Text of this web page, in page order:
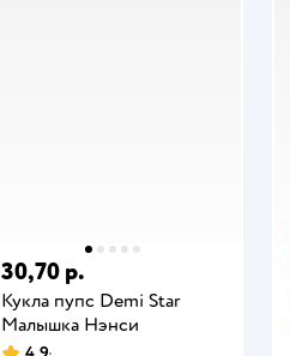
30,70 р.
Кукла пупс Demi Star
Малышка Нэнси